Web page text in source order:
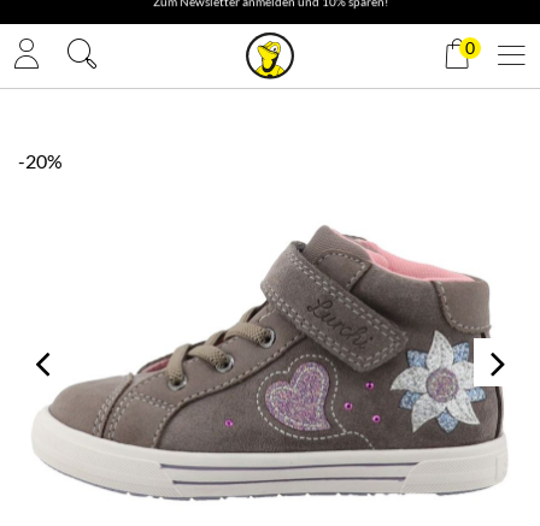
✓ Gratis Versand
0
-20%